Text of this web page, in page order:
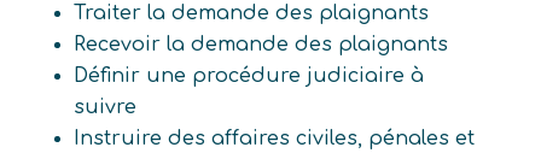
Traiter la demande des plaignants
Recevoir la demande des plaignants
Définir une procédure judiciaire à
suivre
Instruire des affaires civiles, pénales et